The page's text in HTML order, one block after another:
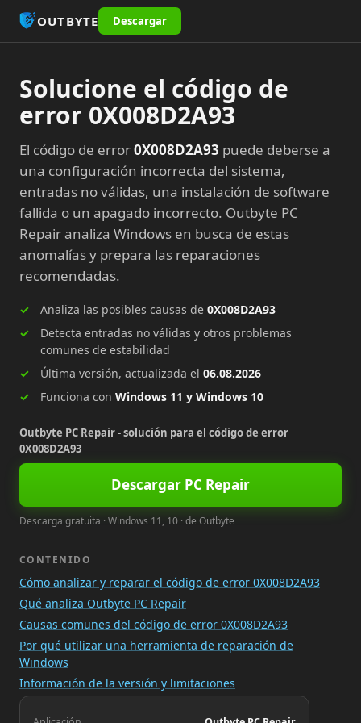
OUTBYTE Descargar
Solucione el código de
error 0X008D2A93
El código de error0X008D2A93 puede deberse a
una configuración incorrecta del sistema,
entradas no válidas, una instalación de software
fallida o un apagado incorrecto. Outbyte PC
Repair analiza Windows en busca de estas
anomalías y prepara las reparaciones
recomendadas.
Analiza las posibles causas de 0X008D2A93
Detecta entradas no válidas y otros problemas
comunes de estabilidad
Última versión, actualizada el 06.08.2026
Funciona con Windows 11 y Windows 10
Outbyte PC Repair - solución para el código de error
0X008D2A93
Descargar PC Repair
Descarga gratuita · Windows 11, 10 · de Outbyte
CONTENIDO
Cómo analizar y reparar el código de error 0X008D2A93
Qué analiza Outbyte PC Repair
Causas comunes del código de error 0X008D2A93
Por qué utilizar una herramienta de reparación de
Windows
Información de la versión y limitaciones